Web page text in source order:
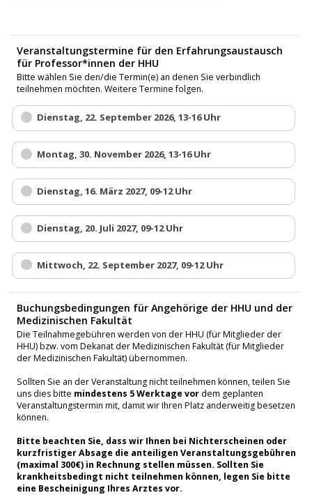
Veranstaltungstermine für den Erfahrungsaustausch
für Professor*innen der HHU
Bitte wählen Sie den/die Termin(e) an denen Sie verbindlich
teilnehmen möchten. Weitere Termine folgen.
Dienstag, 22. September 2026, 13-16 Uhr
Montag, 30. November 2026, 13-16 Uhr
Dienstag, 16. März 2027, 09-12 Uhr
Dienstag, 20. Juli 2027, 09-12 Uhr
Mittwoch, 22. September 2027, 09-12 Uhr
Buchungsbedingungen für Angehörige der HHU und der
Medizinischen Fakultät
Die Teilnahmegebühren werden von der HHU (für Mitglieder der
HHU) bzw. vom Dekanat der Medizinischen Fakultät (für Mitglieder
der Medizinischen Fakultät) übernommen.
Sollten Sie an der Veranstaltung nicht teilnehmen können, teilen Sie
uns dies bitte mindestens 5 Werktage vor dem geplanten
Veranstaltungstermin mit, damit wir Ihren Platz anderweitig besetzen
können.
Bitte beachten Sie, dass wir Ihnen bei Nichterscheinen oder
kurzfristiger Absage die anteiligen Veranstaltungsgebühren
(maximal 300€) in Rechnung stellen müssen. Sollten Sie
krankheitsbedingt nicht teilnehmen können, legen Sie bitte
eine Bescheinigung Ihres Arztes vor.